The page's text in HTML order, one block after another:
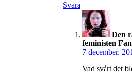
Svara
Den
feministen
7 december,
Vad svårt det